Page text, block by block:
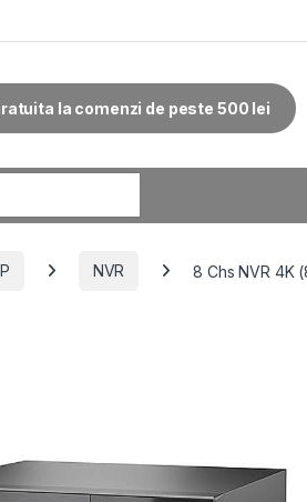
la comenzi de peste 500 lei
NVR 8 Chs NVR 4K